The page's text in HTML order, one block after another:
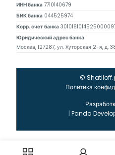
ИНН банка 7710140679
БИК банка 044525974
Корр. счет банка
Юридический адрес банка
Москва, 127287, ул. Хуторская 2-я, д.
©
Политика
| Panda